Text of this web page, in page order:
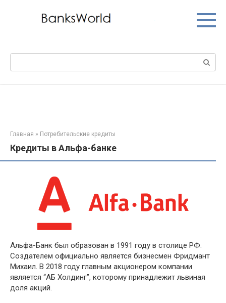
Поиск:
Главная » Потребительские кредиты
Кредиты в Альфа-банке
Альфа-Банк был образован в 1991 году в столице РФ.
Создателем официально является бизнесмен Фридмант
Михаил. В 2018 году главным акционером компании
является “АБ Холдинг”, которому принадлежит львиная
доля акций.